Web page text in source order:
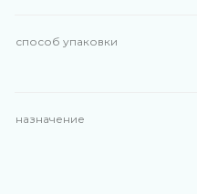
способ упаковки
назначение